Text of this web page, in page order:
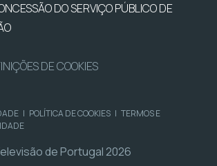
DO SERVIÇO PÚBLICO DE
DE COOKIES
| POLÍTICA DE COOKIES | TERMOS E
de Portugal 2026